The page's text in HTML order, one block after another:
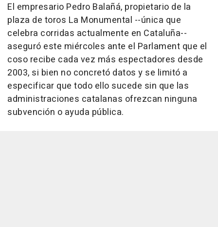
El empresario Pedro Balañá, propietario de la
plaza de toros La Monumental --única que
celebra corridas actualmente en Cataluña--
aseguró este miércoles ante el Parlament que el
coso recibe cada vez más espectadores desde
2003, si bien no concretó datos y se limitó a
especificar que todo ello sucede sin que las
administraciones catalanas ofrezcan ninguna
subvención o ayuda pública.